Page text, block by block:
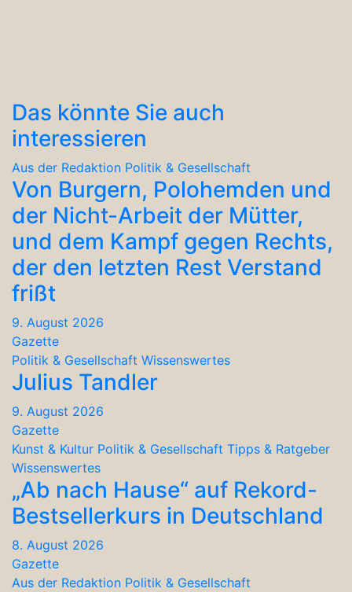
Das könnte Sie auch
interessieren
Aus der Redaktion Politik & Gesellschaft
Von Burgern, Polohemden und
der Nicht-Arbeit der Mütter,
und dem Kampf gegen Rechts,
der den letzten Rest Verstand
frißt
9. August 2026
Gazette
Politik & Gesellschaft Wissenswertes
Julius Tandler
9. August 2026
Gazette
Kunst & Kultur Politik & Gesellschaft Tipps & Ratgeber
Wissenswertes
„Ab nach Hause“ auf Rekord-
Bestsellerkurs in Deutschland
8. August 2026
Gazette
Aus der Redaktion Politik & Gesellschaft